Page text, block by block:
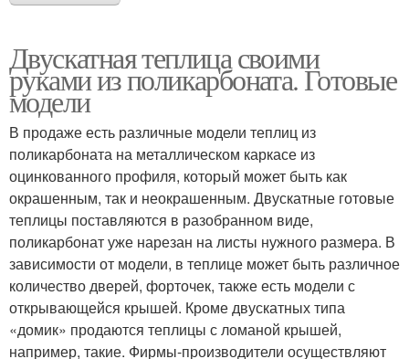
Пермакультурная
теплица
Северная теплица
Подземная теплица Зимняя теплица
Зимние теплицы
Круглогодичные
теплицы
Двускатная теплица своими
руками из поликарбоната. Готовые
модели
В продаже есть различные модели теплиц из
поликарбоната на металлическом каркасе из
оцинкованного профиля, который может быть как
окрашенным, так и неокрашенным. Двускатные готовые
теплицы поставляются в разобранном виде,
поликарбонат уже нарезан на листы нужного размера. В
зависимости от модели, в теплице может быть различное
количество дверей, форточек, также есть модели с
открывающейся крышей. Кроме двускатных типа
«домик» продаются теплицы с ломаной крышей,
например, такие. Фирмы-производители осуществляют